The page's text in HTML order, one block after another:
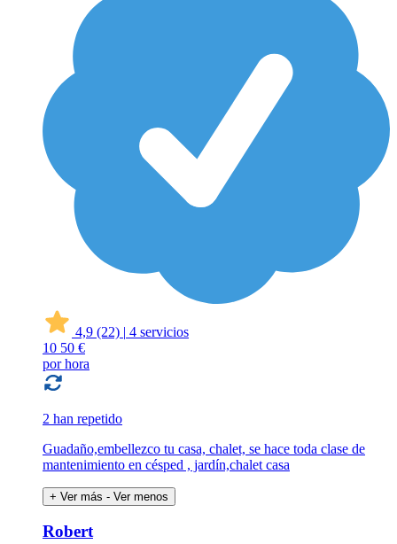
4,9 (22) | 4 servicios
10 50 €
por hora
2 han repetido
Guadaño,embellezco tu casa, chalet, se hace toda clase de
mantenimiento en césped , jardín,chalet casa
+ Ver más - Ver menos
Robert